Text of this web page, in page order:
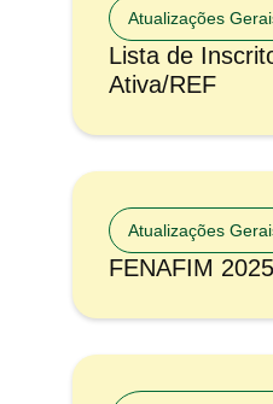
Atualizações
Lista de
Ativa/REF
Atualizações
FENAFIM 2025